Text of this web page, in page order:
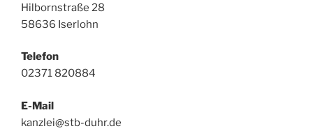
Hilbornstraße 28
58636 Iserlohn
Telefon
02371 820884
E-Mail
kanzlei@stb-duhr.de